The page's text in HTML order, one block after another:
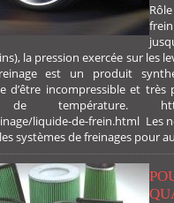
la pression exercée sur les
est un produit
d’être incompressible et très
température.
liquide-de-frein.html Les
systèmes de freinages pour